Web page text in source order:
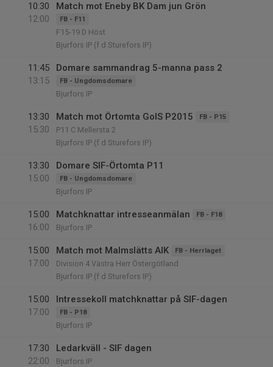
10:30
12:00
Match mot Eneby BK Dam jun Grön
FB - F11
F15-19 D Höst
Bjurfors IP (f d Sturefors IP)
11:45
13:15
Domare sammandrag 5-manna pass 2
FB - Ungdomsdomare
Bjurfors IP
13:30
15:30
Match mot Örtomta GoIS P2015 FB - P15
P11 C Mellersta 2
Bjurfors IP (f d Sturefors IP)
13:30
15:00
Domare SIF-Örtomta P11
FB - Ungdomsdomare
Bjurfors IP
15:00
16:00
Matchknattar intresseanmälan FB - F18
Bjurfors IP
15:00
17:00
Match mot Malmslätts AIK FB - Herrlaget
Division 4 Västra Herr Östergötland
Bjurfors IP (f d Sturefors IP)
15:00
17:00
Intressekoll matchknattar på SIF-dagen
FB - P18
Bjurfors IP
17:30
22:00
Ledarkväll - SIF dagen
Bjurfors IP